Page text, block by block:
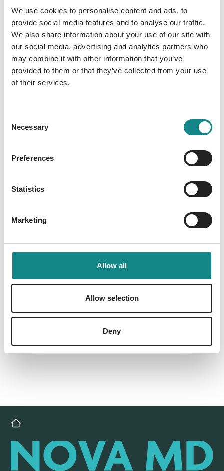
We use cookies to personalise content and ads, to
provide social media features and to analyse our traffic.
We also share information about your use of our site with
our social media, advertising and analytics partners who
may combine it with other information that you’ve
provided to them or that they’ve collected from your use
of their services.
Selection
Necessary
Preferences
Statistics
Marketing
Allow all
Allow selection
Deny
Wanderung sie verändert hat. Kann die
Familie wieder zusammenfinden? Darüber
hinaus wird er selbst zum Ziel von Hass und
muss sich fragen, wer seine Gegner sind. Der
Major macht sich auf den Weg zu seinem
Versteck, in der Hoffnung dort auf seine
Töchter zu treffen. Doch was er in Wahrheit
Menschenschicksale, die jenseits deiner
Back to overview